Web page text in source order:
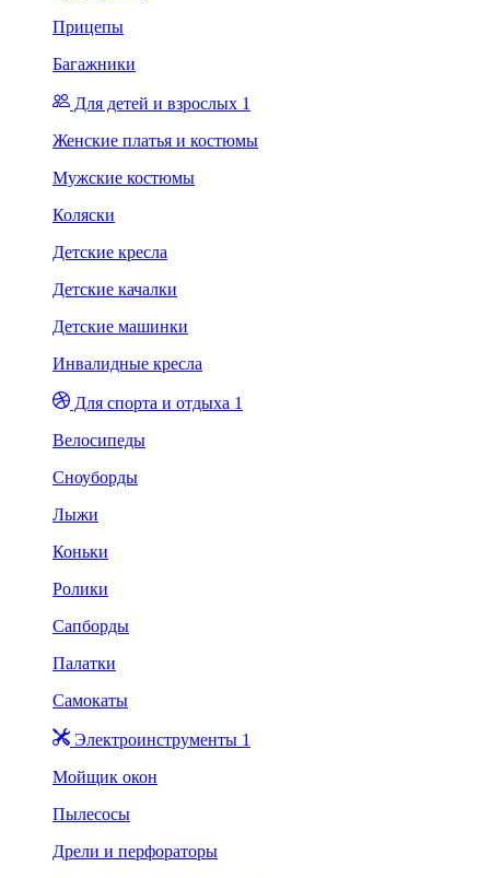
Прицепы
Багажники
Для детей и взрослых 1
Женские платья и костюмы
Мужские костюмы
Коляски
Детские кресла
Детские качалки
Детские машинки
Инвалидные кресла
Для спорта и отдыха 1
Велосипеды
Сноуборды
Лыжи
Коньки
Ролики
Сапборды
Палатки
Самокаты
Электроинструменты 1
Мойщик окон
Пылесосы
Дрели и перфораторы